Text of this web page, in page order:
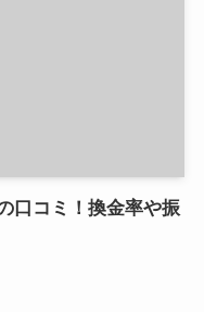
口コミ！換金率や振